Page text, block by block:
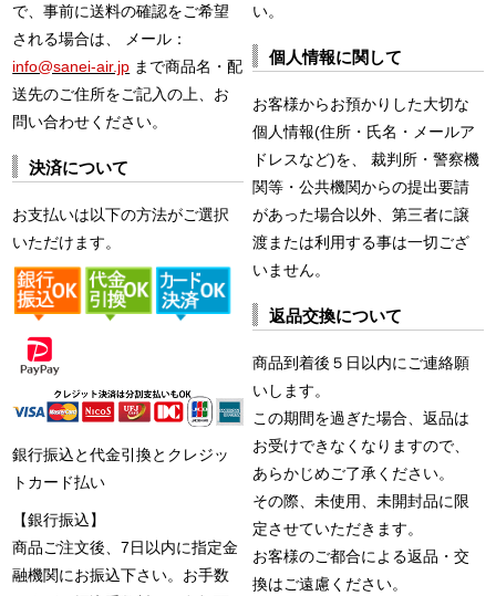
で、事前に送料の確認をご希望
される場合は、 メール：
info@sanei-air.jp まで商品名・配
送先のご住所をご記入の上、お
問い合わせください。
決済について
お支払いは以下の方法がご選択
いただけます。
銀行振込と代金引換とクレジッ
トカード払い
【銀行振込】
商品ご注文後、7日以内に指定金
融機関にお振込下さい。お手数
い。
個人情報に関して
お客様からお預かりした大切な
個人情報(住所・氏名・メールア
ドレスなど)を、 裁判所・警察機
関等・公共機関からの提出要請
があった場合以外、第三者に譲
渡または利用する事は一切ござ
いません。
返品交換について
商品到着後５日以内にご連絡願
いします。
この期間を過ぎた場合、返品は
お受けできなくなりますので、
あらかじめご了承ください。
その際、未使用、未開封品に限
定させていただきます。
お客様のご都合による返品・交
換はご遠慮ください。